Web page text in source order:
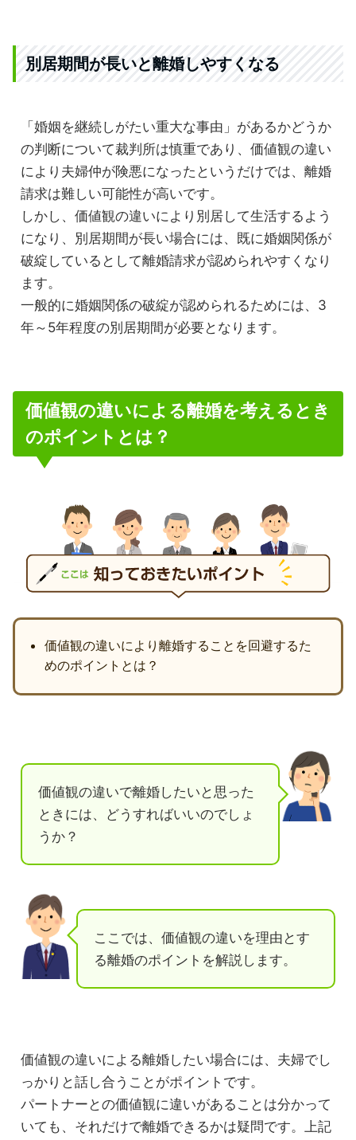
別居期間が長いと離婚しやすくなる
「婚姻を継続しがたい重大な事由」があるかどうか
の判断について裁判所は慎重であり、価値観の違い
により夫婦仲が険悪になったというだけでは、離婚
請求は難しい可能性が高いです。
しかし、価値観の違いにより別居して生活するよう
になり、別居期間が長い場合には、既に婚姻関係が
破綻しているとして離婚請求が認められやすくなり
ます。
一般的に婚姻関係の破綻が認められるためには、3
年～5年程度の別居期間が必要となります。
価値観の違いによる離婚を考えるとき
のポイントとは？
価値観の違いにより離婚することを回避するた
めのポイントとは？
価値観の違いで離婚したいと思った
ときには、どうすればいいのでしょ
うか？
ここでは、価値観の違いを理由とす
る離婚のポイントを解説します。
価値観の違いによる離婚したい場合には、夫婦でし
っかりと話し合うことがポイントです。
パートナーとの価値観に違いがあることは分かって
いても、それだけで離婚できるかは疑問です。上記